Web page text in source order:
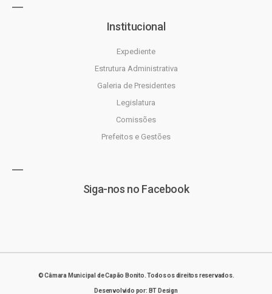
Institucional
Expediente
Estrutura Administrativa
Galeria de Presidentes
Legislatura
Comissões
Prefeitos e Gestões
Siga-nos no Facebook
© Câmara Municipal de Capão Bonito. Todos os direitos reservados.
Desenvolvido por: BT Design